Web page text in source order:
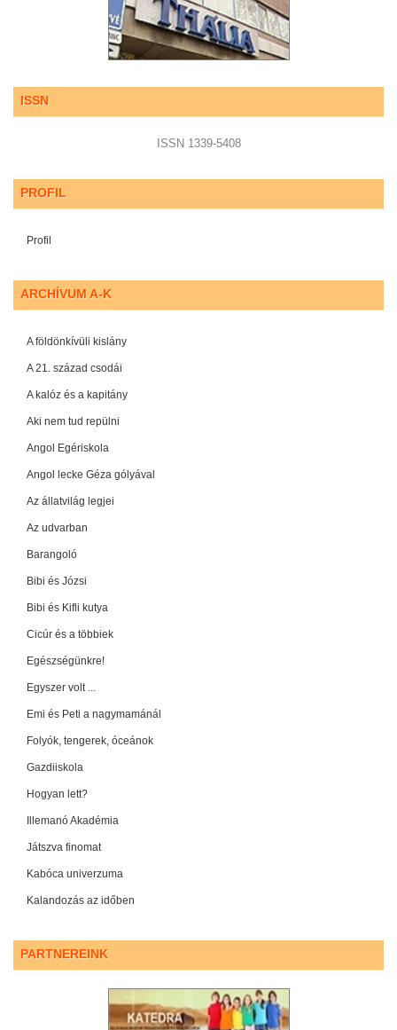
ISSN
ISSN 1339-5408
PROFIL
Profil
ARCHÍVUM A-K
A földönkívüli kislány
A 21. század csodái
A kalóz és a kapitány
Aki nem tud repülni
Angol Egériskola
Angol lecke Géza gólyával
Az állatvilág legjei
Az udvarban
Barangoló
Bibi és Józsi
Bibi és Kifli kutya
Cicúr és a többiek
Egészségünkre!
Egyszer volt ...
Emi és Peti a nagymamánál
Folyók, tengerek, óceánok
Gazdiiskola
Hogyan lett?
Illemanó Akadémia
Játszva finomat
Kabóca univerzuma
Kalandozás az időben
PARTNEREINK